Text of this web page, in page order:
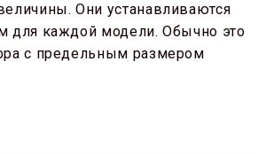
Они устанавливаются
для каждой модели. Обычно это
с предельным размером